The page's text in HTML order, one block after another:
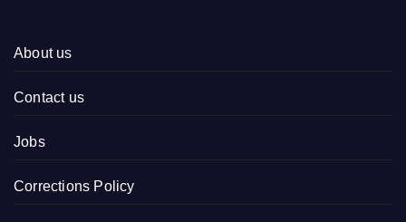
About us
Contact us
Jobs
Corrections Policy